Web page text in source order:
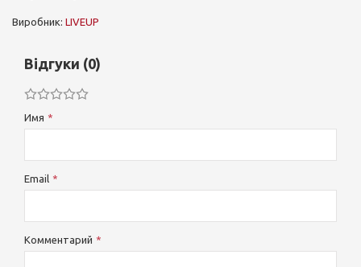
Виробник: LIVEUP
Відгуки (0)
Имя
Email
Комментарий